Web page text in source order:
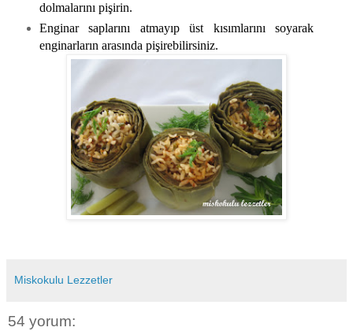
dolmalarını pişirin.
Enginar saplarını atmayıp üst kısımlarını soyarak
enginarların arasında pişirebilirsiniz.
Miskokulu Lezzetler
54 yorum: